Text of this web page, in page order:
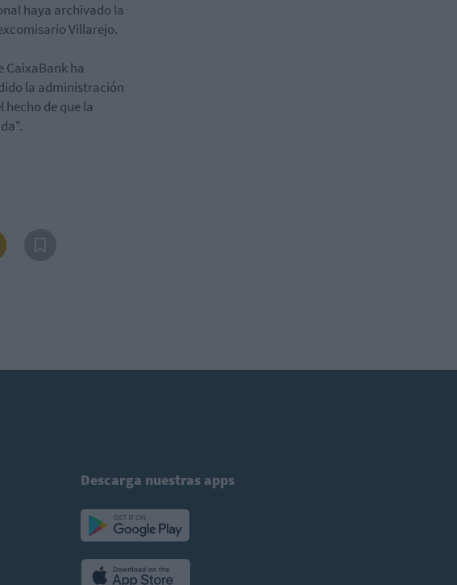
haya archivado la
Villarejo.
CaixaBank ha
la administración
de que la
Descarga nuestras apps